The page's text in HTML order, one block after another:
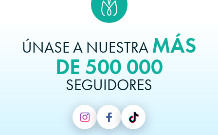
ÚNASE A NUESTRA MÁS
DE 500 000
SEGUIDORES